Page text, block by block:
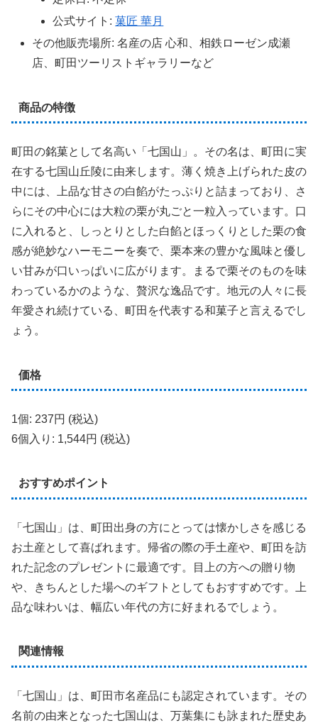
公式サイト:菓匠 華月
その他販売場所: 名産の店 心和、相鉄ローゼン成瀬
店、町田ツーリストギャラリーなど
商品の特徴
町田の銘菓として名高い「七国山」。その名は、町田に実
在する七国山丘陵に由来します。薄く焼き上げられた皮の
中には、上品な甘さの白餡がたっぷりと詰まっており、さ
らにその中心には大粒の栗が丸ごと一粒入っています。口
に入れると、しっとりとした白餡とほっくりとした栗の食
感が絶妙なハーモニーを奏で、栗本来の豊かな風味と優し
い甘みが口いっぱいに広がります。まるで栗そのものを味
わっているかのような、贅沢な逸品です。地元の人々に長
年愛され続けている、町田を代表する和菓子と言えるでし
ょう。
価格
1個: 237円 (税込)
6個入り: 1,544円 (税込)
おすすめポイント
「七国山」は、町田出身の方にとっては懐かしさを感じる
お土産として喜ばれます。帰省の際の手土産や、町田を訪
れた記念のプレゼントに最適です。目上の方への贈り物
や、きちんとした場へのギフトとしてもおすすめです。上
品な味わいは、幅広い年代の方に好まれるでしょう。
関連情報
「七国山」は、町田市名産品にも認定されています。その
名前の由来となった七国山は、万葉集にも詠まれた歴史あ